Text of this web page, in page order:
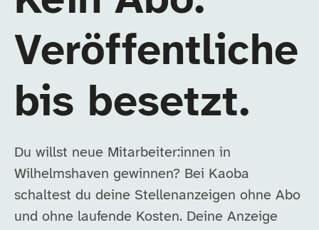
Veröffentliche
bis besetzt.
Du willst neue Mitarbeiter:innen in
Wilhelmshaven gewinnen? Bei Kaoba
schaltest du deine Stellenanzeigen ohne Abo
und ohne laufende Kosten. Deine Anzeige